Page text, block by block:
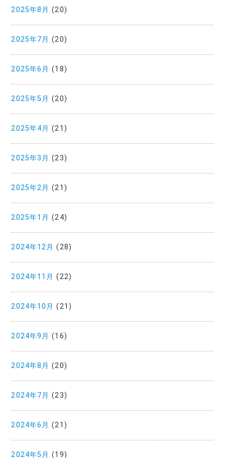
2025年8月 (20)
2025年7月 (20)
2025年6月 (18)
2025年5月 (20)
2025年4月 (21)
2025年3月 (23)
2025年2月 (21)
2025年1月 (24)
2024年12月 (28)
2024年11月 (22)
2024年10月 (21)
2024年9月 (16)
2024年8月 (20)
2024年7月 (23)
2024年6月 (21)
2024年5月 (19)